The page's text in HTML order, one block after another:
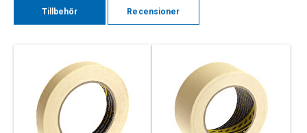
Tillbehör Recensioner